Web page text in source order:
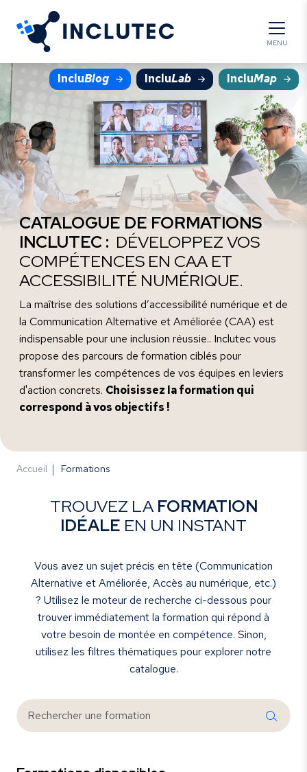
MENU
IncluBlog IncluLab IncluMap
CATALOGUE DE FORMATIONS
INCLUTEC : DÉVELOPPEZ VOS
COMPÉTENCES EN CAA ET
ACCESSIBILITÉ NUMÉRIQUE.
La maîtrise des solutions d’accessibilité numérique et de
la Communication Alternative et Améliorée (CAA) est
indispensable pour une inclusion réussie.. Inclutec vous
propose des parcours de formation ciblés pour
transformer les compétences de vos équipes en leviers
d'action concrets. Choisissez la formation qui
correspond à vos objectifs !
Accueil Formations
TROUVEZ LA FORMATION
IDÉALE EN UN INSTANT
Vous avez un sujet précis en tête (Communication
Alternative et Améliorée, Accès au numérique, etc.)
? Utilisez le moteur de recherche ci-dessous pour
trouver immédiatement la formation qui répond à
votre besoin de montée en compétence. Sinon,
utilisez les filtres thématiques pour explorer notre
catalogue.
Panneau de gestion des cookies